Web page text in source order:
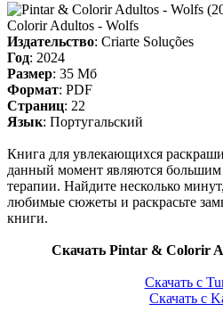
Colorir Adultos - Wolfs
Издательство: Criarte Soluções
Год: 2024
Размер: 35 Мб
Формат: PDF
Страниц: 22
Язык: Португальский
Книга для увлекающихся
данный момент являются большим
терапии. Найдите несколько
любимые сюжеты и раскрасьте
книги.
Скачать Pintar & Colorir
Скачать с
Скачать с